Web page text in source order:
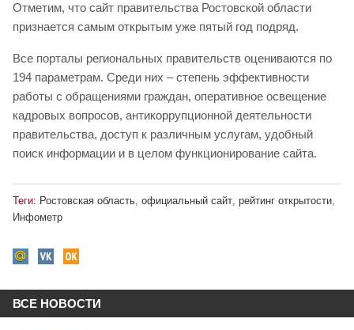
Отметим, что сайт правительства Ростовской области
признается самым открытым уже пятый год подряд.
Все порталы региональных правительств оцениваются по
194 параметрам. Среди них – степень эффективности
работы с обращениями граждан, оперативное освещение
кадровых вопросов, антикоррупционной деятельности
правительства, доступ к различным услугам, удобный
поиск информации и в целом функционирование сайта.
Теги: Ростовская область официальный сайт рейтинг открытости
Инфометр
ВСЕ НОВОСТИ